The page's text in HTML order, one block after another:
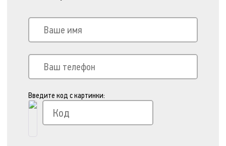
Введите код с картинки: